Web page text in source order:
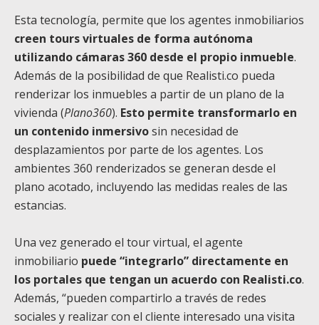
Esta tecnología, permite que los agentes inmobiliarios
creen tours virtuales de forma autónoma
utilizando cámaras 360 desde el propio inmueble.
Además de la posibilidad de que Realisti.co pueda
renderizar los inmuebles a partir de un plano de la
vivienda (Plano360). Esto permite transformarlo en
un contenido inmersivosin necesidad de
desplazamientos por parte de los agentes. Los
ambientes 360 renderizados se generan desde el
plano acotado, incluyendo las medidas reales de las
estancias.
Una vez generado el tour virtual, el agente
inmobiliario puede “integrarlo” directamente en
los portales que tengan un acuerdo con Realisti.co.
Además, “pueden compartirlo a través de redes
sociales y realizar con el cliente interesado una visita